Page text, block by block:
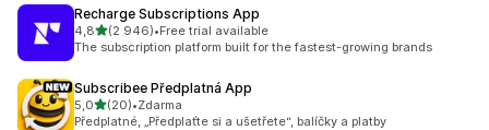
Recharge Subscriptions App
4,8z 5 hvězd
(2 946)
Celkový počet recenzí: 2946
•Free trial available
The subscription platform built for the fastest-growing brands
Subscribee Předplatná App
5,0z 5 hvězd
(20)
Celkový počet recenzí: 20
•Zdarma
Předplatné, „Předplaťte si a ušetřete“, balíčky a platby